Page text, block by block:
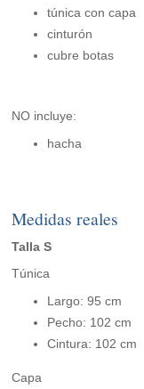
túnica con capa
cinturón
cubre botas
NO incluye:
hacha
Medidas reales
Talla S
Túnica
Largo: 95 cm
Pecho: 102 cm
Cintura: 102 cm
Capa